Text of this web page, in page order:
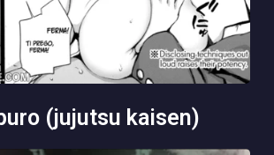
(jujutsu kaisen)